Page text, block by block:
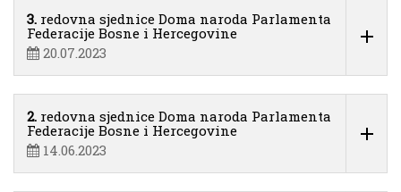
3. redovna sjednice Doma naroda Parlamenta
Federacije Bosne i Hercegovine
20.07.2023
2. redovna sjednice Doma naroda Parlamenta
Federacije Bosne i Hercegovine
14.06.2023